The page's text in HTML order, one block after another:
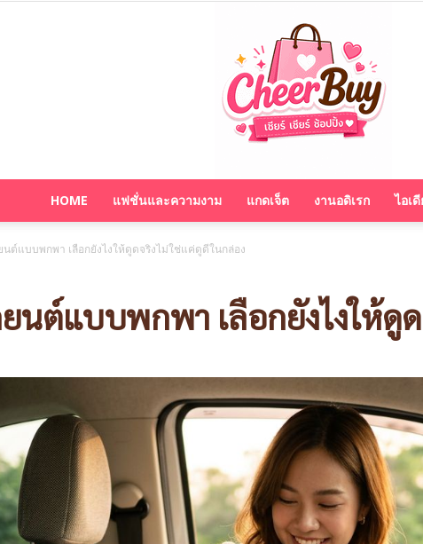
HOME แฟชั่นและความงาม แกดเจ็ต งานอดิเรก ไอเ
ต์แบบพกพา เลือกยังไงให้ดูดจริงไม่ใช่แค่ดูดีในกล่อง
นต์แบบพกพา เลือกยังไงให้ดู